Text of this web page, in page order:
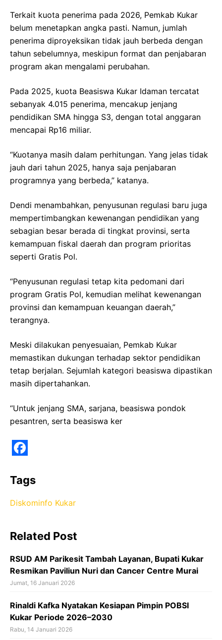
Terkait kuota penerima pada 2026, Pemkab Kukar
belum menetapkan angka pasti. Namun, jumlah
penerima diproyeksikan tidak jauh berbeda dengan
tahun sebelumnya, meskipun format dan penjabaran
program akan mengalami perubahan.
Pada 2025, kuota Beasiswa Kukar Idaman tercatat
sebanyak 4.015 penerima, mencakup jenjang
pendidikan SMA hingga S3, dengan total anggaran
mencapai Rp16 miliar.
“Kuotanya masih dalam perhitungan. Yang jelas tidak
jauh dari tahun 2025, hanya saja penjabaran
programnya yang berbeda,” katanya.
Dendi menambahkan, penyusunan regulasi baru juga
mempertimbangkan kewenangan pendidikan yang
sebagian besar berada di tingkat provinsi, serta
kemampuan fiskal daerah dan program prioritas
seperti Gratis Pol.
“Penyusunan regulasi tetap kita pedomani dari
program Gratis Pol, kemudian melihat kewenangan
provinsi dan kemampuan keuangan daerah,”
terangnya.
Meski dilakukan penyesuaian, Pemkab Kukar
memastikan dukungan terhadap sektor pendidikan
tetap berjalan. Sejumlah kategori beasiswa dipastikan
masih dipertahankan.
“Untuk jenjang SMA, sarjana, beasiswa pondok
pesantren, serta beasiswa ker
a
c
e
b
o
o
k
Tags
Diskominfo Kukar
Related Post
RSUD AM Parikesit Tambah Layanan, Bupati Kukar
Resmikan Paviliun Nuri dan Cancer Centre Murai
Jumat, 16 Januari 2026
Rinaldi Kafka Nyatakan Kesiapan Pimpin POBSI
Kukar Periode 2026–2030
Rabu, 14 Januari 2026